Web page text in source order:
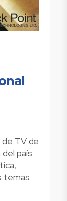
de TV de
del país
temas